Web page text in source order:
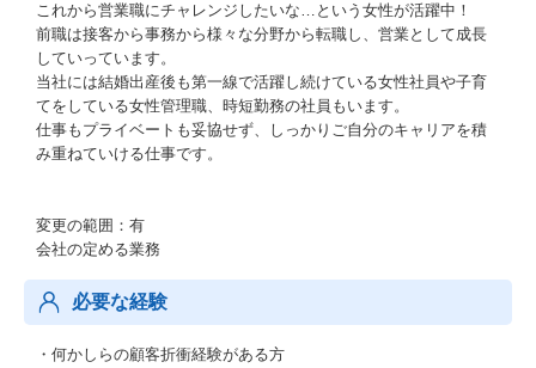
これから営業職にチャレンジしたいな…という女性が活躍中！
前職は接客から事務から様々な分野から転職し、営業として成長
していっています。
当社には結婚出産後も第一線で活躍し続けている女性社員や子育
てをしている女性管理職、時短勤務の社員もいます。
仕事もプライベートも妥協せず、しっかりご自分のキャリアを積
み重ねていける仕事です。
変更の範囲：有
会社の定める業務
必要な経験
・何かしらの顧客折衝経験がある方